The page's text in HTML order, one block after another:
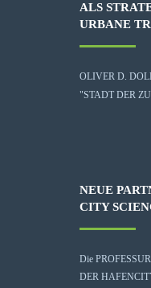
ALS
URBANE
OLIVER D.
"STADT DER
NEUE
CITY
Die
DER